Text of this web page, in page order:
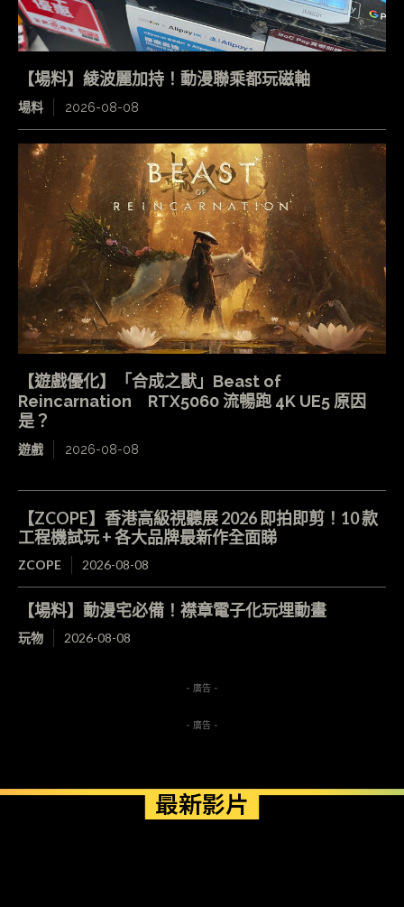
【場料】綾波麗加持！動漫聯乘都玩磁軸
場料 2026-08-08
【遊戲優化】「合成之獸」Beast of
Reincarnation RTX5060 流暢跑 4K UE5 原因
是？
遊戲 2026-08-08
【ZCOPE】香港高級視聽展 2026 即拍即剪！10 款
工程機試玩 + 各大品牌最新作全面睇
ZCOPE 2026-08-08
【場料】動漫宅必備！襟章電子化玩埋動畫
玩物 2026-08-08
- 廣告 -
- 廣告 -
最新影片